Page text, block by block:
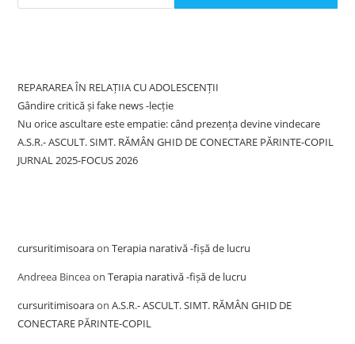
REPARAREA ÎN RELAȚIIA CU ADOLESCENȚII
Gândire critică și fake news -lecție
Nu orice ascultare este empatie: când prezența devine vindecare
A.S.R.- ASCULT. SIMT. RĂMÂN GHID DE CONECTARE PĂRINTE-COPIL
JURNAL 2025-FOCUS 2026
cursuritimisoaraonTerapia narativă -fișă de lucru
Andreea BinceaonTerapia narativă -fișă de lucru
cursuritimisoaraonA.S.R.- ASCULT. SIMT. RĂMÂN GHID DE
CONECTARE PĂRINTE-COPIL